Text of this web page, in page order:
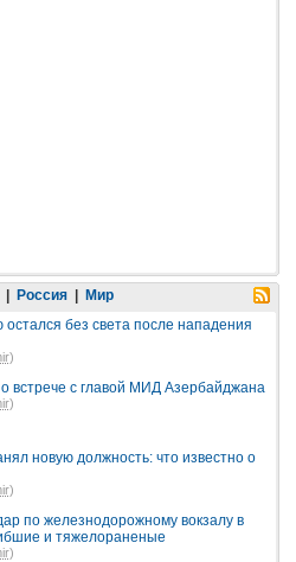
| Россия | Мир
без света после нападения
)
встрече с главой МИД Азербайджана
)
новую должность: что известно о
)
по железнодорожному вокзалу в
и тяжелораненые
)